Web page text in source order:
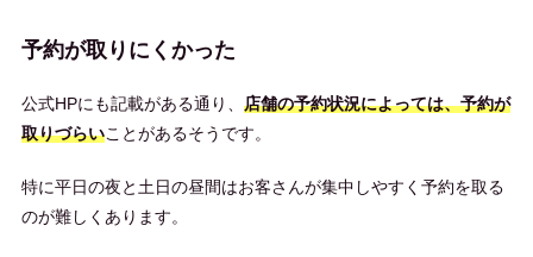
予約が取りにくかった
公式HPにも記載がある通り、 店舗の予約状況によっては、予約が
取りづらいことがあるそうです。
特に平日の夜と土日の昼間はお客さんが集中しやすく予約を取る
のが難しくあります。